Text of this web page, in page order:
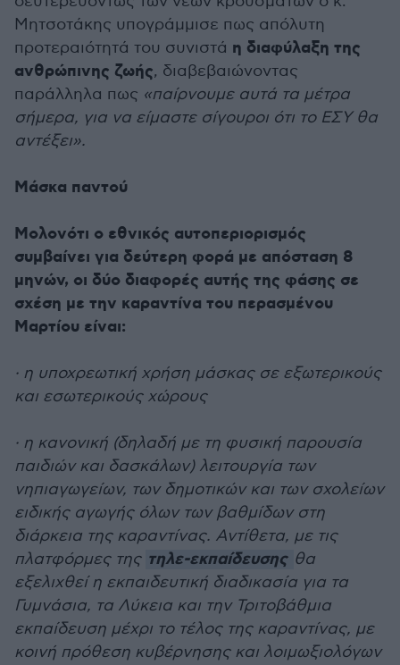
Μητσοτάκης υπογράμμισε πως απόλυτη
προτεραιότητά του συνιστά η διαφύλαξη της
ανθρώπινης ζωής, διαβεβαιώνοντας
παράλληλα πως «παίρνουμε αυτά τα μέτρα
σήμερα, για να είμαστε σίγουροι ότι το ΕΣΥ θα
αντέξει».
Μάσκα παντού
Μολονότι ο εθνικός αυτοπεριορισμός
συμβαίνει για δεύτερη φορά με απόσταση 8
μηνών, οι δύο διαφορές αυτής της φάσης σε
σχέση με την καραντίνα του περασμένου
Μαρτίου είναι:
· η υποχρεωτική χρήση μάσκας σε εξωτερικούς
και εσωτερικούς χώρους
· η κανονική (δηλαδή με τη φυσική παρουσία
παιδιών και δασκάλων) λειτουργία των
νηπιαγωγείων, των δημοτικών και των σχολείων
ειδικής αγωγής όλων των βαθμίδων στη
διάρκεια της καραντίνας. Αντίθετα, με τις
πλατφόρμες της τηλε-εκπαίδευσης θα
εξελιχθεί η εκπαιδευτική διαδικασία για τα
Γυμνάσια, τα Λύκεια και την Τριτοβάθμια
εκπαίδευση μέχρι το τέλος της καραντίνας, με
κοινή πρόθεση κυβέρνησης και λοιμωξιολόγων